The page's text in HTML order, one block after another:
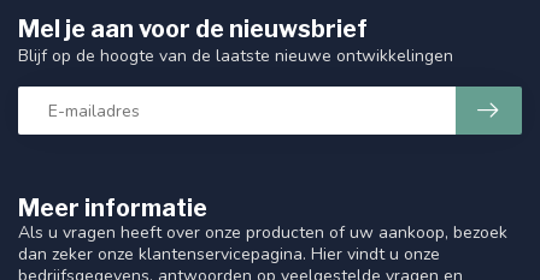
Meer informatie
Als u vragen heeft over onze producten of uw aankoop, bezoek
dan zeker onze klantenservicepagina. Hier vindt u onze
Mel je aan voor de nieuwsbrief
Blijf op de hoogte van de laatste nieuwe ontwikkelingen